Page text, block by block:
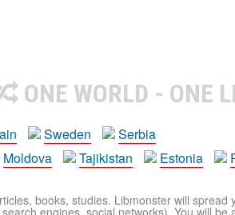
ONE WORLD - ONE
Sweden
Serbia
Moldova Tajikistan Estonia
books, studies. Libmonster will spread